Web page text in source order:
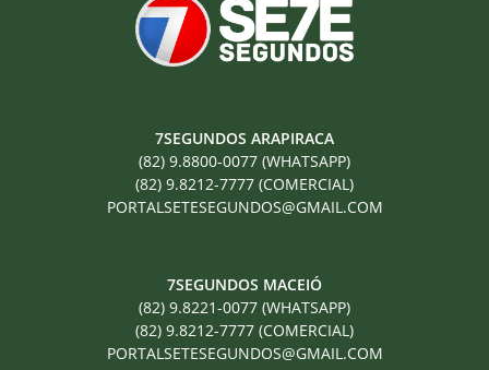
7SEGUNDOS ARAPIRACA
(82) 9.8800-0077 (WHATSAPP)
(82) 9.8212-7777 (COMERCIAL)
PORTALSETESEGUNDOS@GMAIL.COM
7SEGUNDOS MACEIÓ
(82) 9.8221-0077 (WHATSAPP)
(82) 9.8212-7777 (COMERCIAL)
PORTALSETESEGUNDOS@GMAIL.COM